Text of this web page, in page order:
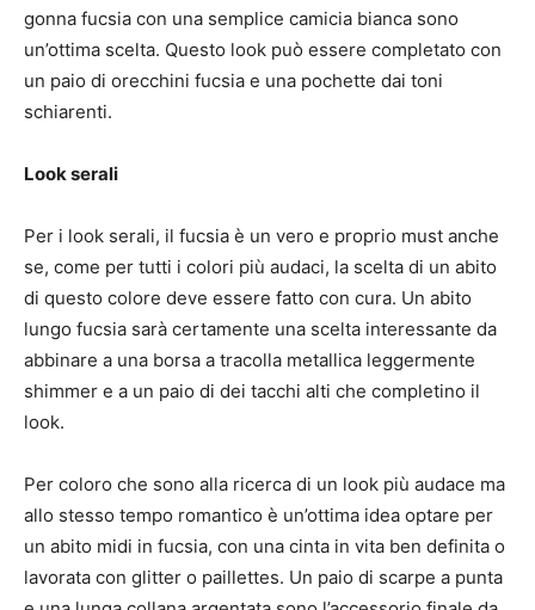
gonna fucsia con una semplice camicia bianca sono
un’ottima scelta. Questo look può essere completato con
un paio di orecchini fucsia e una pochette dai toni
schiarenti.
Look serali
Per i look serali, il fucsia è un vero e proprio must anche
se, come per tutti i colori più audaci, la scelta di un abito
di questo colore deve essere fatto con cura. Un abito
lungo fucsia sarà certamente una scelta interessante da
abbinare a una borsa a tracolla metallica leggermente
shimmer e a un paio di dei tacchi alti che completino il
look.
Per coloro che sono alla ricerca di un look più audace ma
allo stesso tempo romantico è un’ottima idea optare per
un abito midi in fucsia, con una cinta in vita ben definita o
lavorata con glitter o paillettes. Un paio di scarpe a punta